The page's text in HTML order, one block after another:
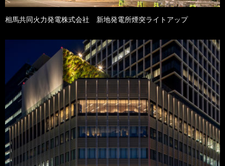
相馬共同火力発電株式会社 新地発電所煙突ライトアップ